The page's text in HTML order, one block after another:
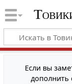
Если вы
дополнить